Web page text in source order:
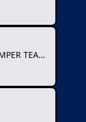
第3競技 RALPH LAUREN Presents JUMPER TEAM CLASSIC